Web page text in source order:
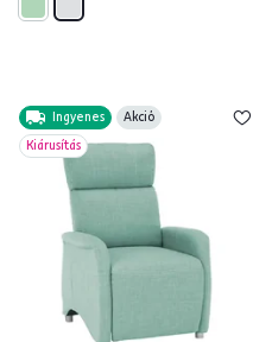
Ingyenes
Akció
Kiárusítás